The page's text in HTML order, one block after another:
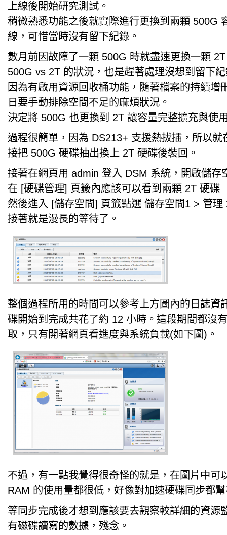
上線後開始研究測試。
稍微熟悉功能之後就實際進行更換到兩顆 500G
線，可惜當時沒有留下紀錄。
數月前因故障了一顆 500G 時就盡速更換一顆
500G vs 2T 的狀況，也是趕著處理沒想到留下
因為有啟用資源回收桶功能，隨著檔案的持續增
日要手動排除空間不足的麻煩狀況。
決定將 500G 也更換到 2T 讓容量完整擴充與使
過程很簡單，因為 DS213+ 支援熱拔插，所以就
接把 500G 硬碟抽出換上 2T 硬碟後裝回。
接著在網頁用 admin 登入 DSM 系統，開啟儲存
在 [硬碟管理] 頁籤內應該可以看到兩顆 2T 硬碟
然後進入 [儲存空間] 頁籤點選 儲存空間1 > 管理
接著就是漫長的等待了。
整個過程所用的時間可以參考上方圖內的日誌資
碟開始到完成共花了約 12 小時。這段期間都沒
取，只有開著網頁看進度與系統負載(如下圖)。
不過，有一點我覺得很奇怪的就是，在圖片中可
RAM 的使用量都很低，好像對加速硬碟同步都
等同步完成後才想到應該要去觀察較詳細的資源
有磁碟讀寫的數據，殘念。